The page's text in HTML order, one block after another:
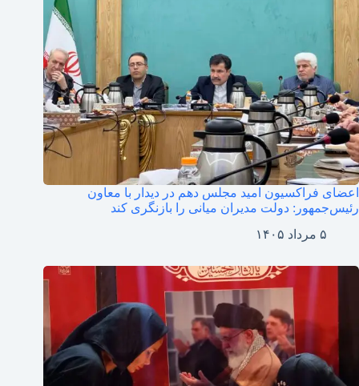
اعضای فراکسیون امید مجلس دهم در دیدار با معاون
رئیس‌جمهور: دولت مدیران میانی را بازنگری کند
۵ مرداد ۱۴۰۵